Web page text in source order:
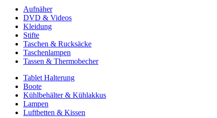
Aufnäher
DVD & Videos
Kleidung
Stifte
Taschen & Rucksäcke
Taschenlampen
Tassen & Thermobecher
Tablet Halterung
Boote
Kühlbehälter & Kühlakkus
Lampen
Luftbetten & Kissen